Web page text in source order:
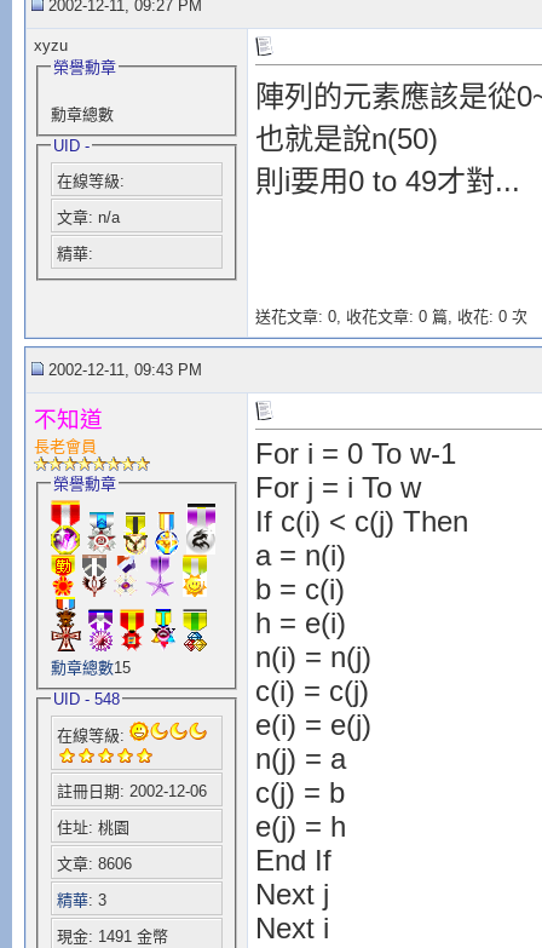
2002-12-11, 09:27 PM
xyzu
榮譽勳章
勳章總數
UID -
在線等級:
文章: n/a
精華:
陣列的元素應該是從
也就是說n(50)
則i要用0 to 49才對...
送花文章: 0, 收花文章: 0 篇, 收花: 0 次
2002-12-11, 09:43 PM
不知道
長老會員
榮譽勳章
勳章總數15
UID - 548
在線等級:
註冊日期: 2002-12-06
住址: 桃園
文章: 8606
精華: 3
現金: 1491 金幣
For i = 0 To w-1
For j = i To w
If c(i) < c(j) Then
a = n(i)
b = c(i)
h = e(i)
n(i) = n(j)
c(i) = c(j)
e(i) = e(j)
n(j) = a
c(j) = b
e(j) = h
End If
Next j
Next i